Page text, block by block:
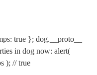
true }; dog.__proto__
in dog now: alert(
); // true